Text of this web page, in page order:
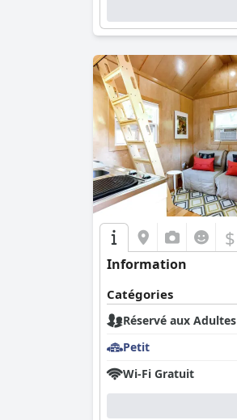
$
Information
Catégories
Réservé aux Adultes
Petit
Wi-Fi Gratuit